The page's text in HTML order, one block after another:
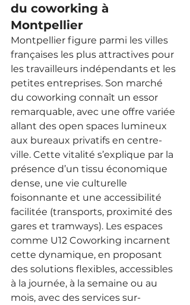
du coworking à
Montpellier
Montpellier figure parmi les villes
françaises les plus attractives pour
les travailleurs indépendants et les
petites entreprises. Son marché
du coworking connaît un essor
remarquable, avec une offre variée
allant des open spaces lumineux
aux bureaux privatifs en centre-
ville. Cette vitalité s’explique par la
présence d’un tissu économique
dense, une vie culturelle
foisonnante et une accessibilité
facilitée (transports, proximité des
gares et tramways). Les espaces
comme U12 Coworking incarnent
cette dynamique, en proposant
des solutions flexibles, accessibles
à la journée, à la semaine ou au
mois, avec des services sur-